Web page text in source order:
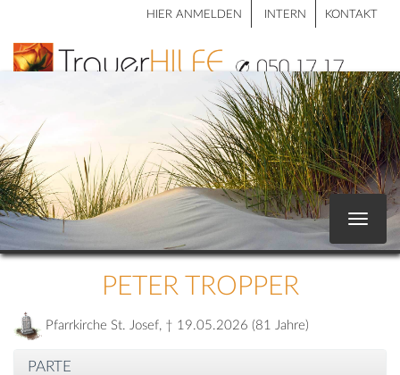
HIER ANMELDEN INTERN KONTAKT
Toggle
PETER TROPPER
Pfarrkirche St. Josef, † 19.05.2026 (81 Jahre)
PARTE